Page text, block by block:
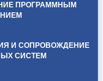
ПРОГРАММНЫМ
И СОПРОВОЖДЕНИЕ
СИСТЕМ